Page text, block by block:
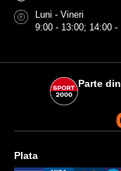
Luni - Vineri
9:00 - 13:00; 14:00 -
Parte
Plata